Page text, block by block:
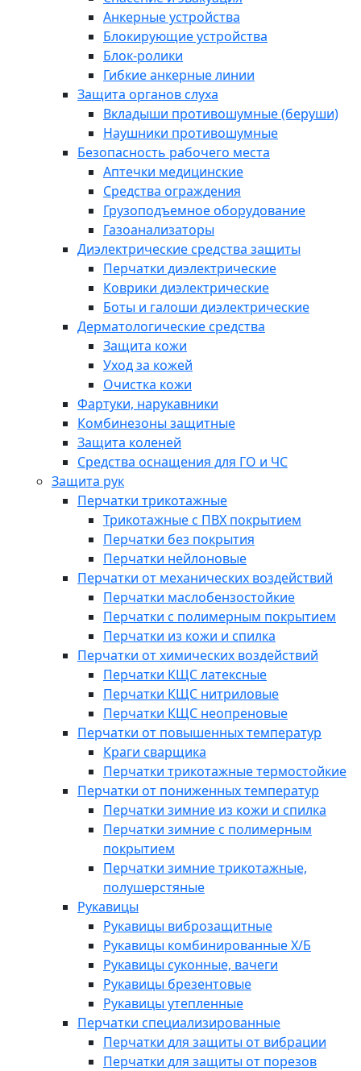
Анкерные устройства
Блокирующие устройства
Блок-ролики
Гибкие анкерные линии
Защита органов слуха
Вкладыши противошумные (беруши)
Наушники противошумные
Безопасность рабочего места
Аптечки медицинские
Средства ограждения
Грузоподъемное оборудование
Газоанализаторы
Диэлектрические средства защиты
Перчатки диэлектрические
Коврики диэлектрические
Боты и галоши диэлектрические
Дерматологические средства
Защита кожи
Уход за кожей
Очистка кожи
Фартуки, нарукавники
Комбинезоны защитные
Защита коленей
Средства оснащения для ГО и ЧС
Защита рук
Перчатки трикотажные
Трикотажные с ПВХ покрытием
Перчатки без покрытия
Перчатки нейлоновые
Перчатки от механических воздействий
Перчатки маслобензостойкие
Перчатки с полимерным покрытием
Перчатки из кожи и спилка
Перчатки от химических воздействий
Перчатки КЩС латексные
Перчатки КЩС нитриловые
Перчатки КЩС неопреновые
Перчатки от повышенных температур
Краги сварщика
Перчатки трикотажные термостойкие
Перчатки от пониженных температур
Перчатки зимние из кожи и спилка
Перчатки зимние с полимерным
покрытием
Перчатки зимние трикотажные,
полушерстяные
Рукавицы
Рукавицы виброзащитные
Рукавицы комбинированные Х/Б
Рукавицы суконные, вачеги
Рукавицы брезентовые
Рукавицы утепленные
Перчатки специализированные
Перчатки для защиты от вибрации
Перчатки для защиты от порезов